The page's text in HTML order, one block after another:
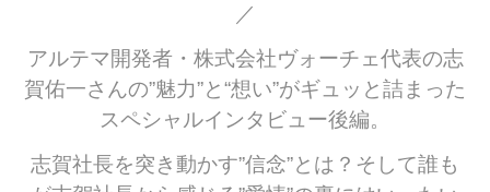
／
アルテマ開発者・株式会社ヴォーチェ代表の志
賀佑一さんの”魅力”と“想い”がギュッと詰まった
スペシャルインタビュー後編。
志賀社長を突き動かす”信念”とは？そして誰も